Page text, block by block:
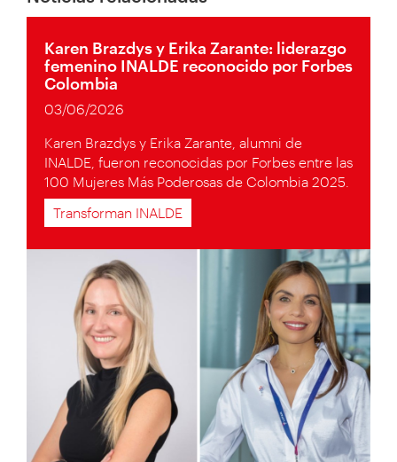
Karen Brazdys y Erika Zarante: liderazgo
femenino INALDE reconocido por Forbes
Colombia
03/06/2026
Karen Brazdys y Erika Zarante, alumni de
INALDE, fueron reconocidas por Forbes entre las
100 Mujeres Más Poderosas de Colombia 2025.
Transforman INALDE